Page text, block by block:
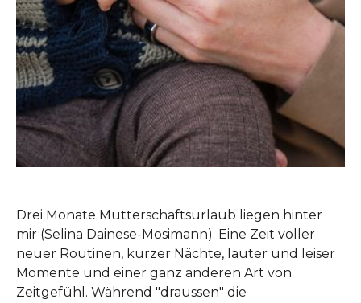
Drei Monate Mutterschaftsurlaub liegen hinter
mir (Selina Dainese-Mosimann). Eine Zeit voller
neuer Routinen, kurzer Nächte, lauter und leiser
Momente und einer ganz anderen Art von
Zeitgefühl. Während "draussen" die